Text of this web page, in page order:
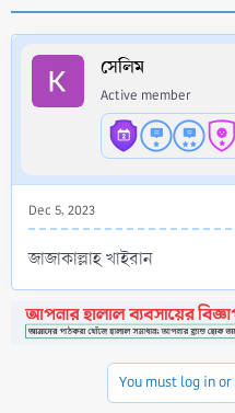
t
i
সেলিম
Active member
Dec 5, 2023
জাজাকাল্লাহ খাইরান
You must log in